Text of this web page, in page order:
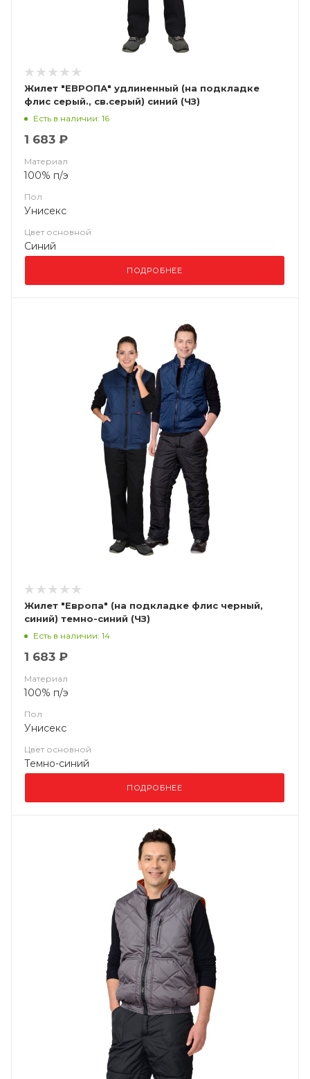
Жилет "ЕВРОПА" удлиненный (на подкладке
флис серый., св.серый) синий (ЧЗ)
Есть в наличии: 16
1 683 ₽
Материал
100% п/э
Пол
Унисекс
Цвет основной
Синий
ПОДРОБНЕЕ
Жилет "Европа" (на подкладке флис черный,
синий) темно-синий (ЧЗ)
Есть в наличии: 14
1 683 ₽
Материал
100% п/э
Пол
Унисекс
Цвет основной
Темно-синий
ПОДРОБНЕЕ